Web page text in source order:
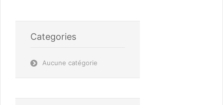
Categories
Aucune catégorie